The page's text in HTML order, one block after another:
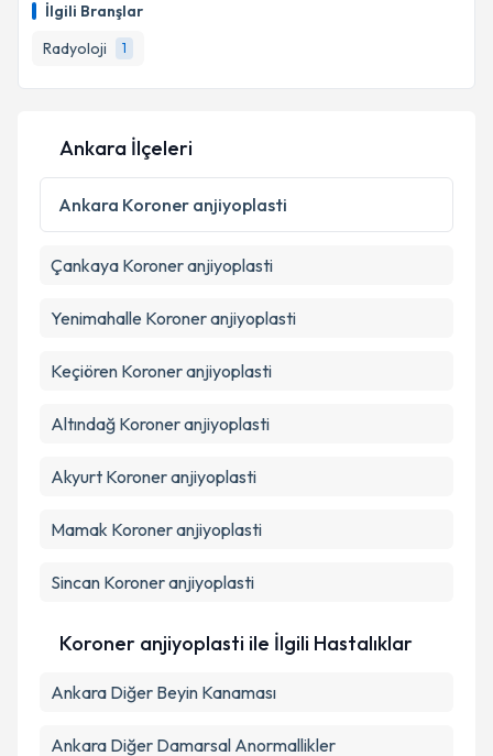
İlgili Branşlar
Radyoloji
1
takvim hazırlandığında e-posta ile bilgilendireceğiz.
E-posta Adresiniz
Kişisel verilerimin işlenmesine ilişkinAydınlatma
Metni
'ni okudum ve kişisel verilerimin belirtilen
kapsamda işlenmesini kabul ediyorum.
Ankara İlçeleri
Ankara Koroner anjiyoplasti
Çankaya Koroner anjiyoplasti
Yenimahalle Koroner anjiyoplasti
Keçiören Koroner anjiyoplasti
Altındağ Koroner anjiyoplasti
Akyurt Koroner anjiyoplasti
Mamak Koroner anjiyoplasti
Sincan Koroner anjiyoplasti
Koroner anjiyoplasti ile İlgili Hastalıklar
Ankara Diğer Beyin Kanaması
Ankara Diğer Damarsal Anormallikler